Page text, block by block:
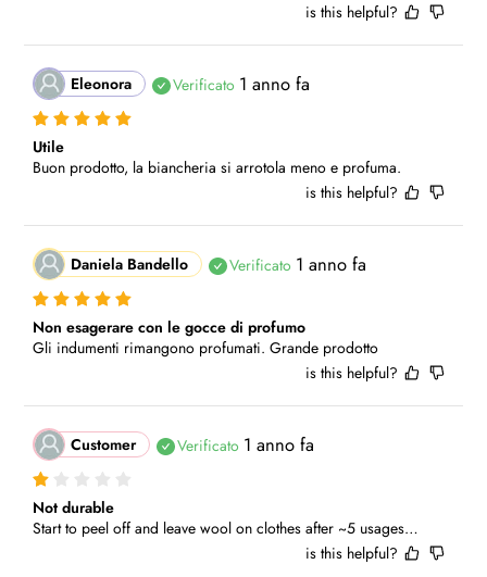
is this helpful?
Eleonora Verificato 1 anno fa
Utile
Buon prodotto, la biancheria si arrotola meno e profuma.
is this helpful?
Daniela Bandello Verificato 1 anno fa
Non esagerare con le gocce di profumo
Gli indumenti rimangono profumati. Grande prodotto
is this helpful?
Customer Verificato 1 anno fa
Not durable
Start to peel off and leave wool on clothes after ~5 usages…
is this helpful?